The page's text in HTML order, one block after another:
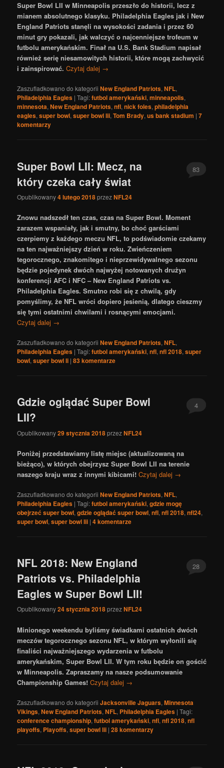
Super Bowl LII w Minneapolis przeszło do historii, lecz z
mianem absolutnego klasyku. Philadelphia Eagles jak i New
England Patriots stanęli na wysokości zadania i przez 60
minut gry pokazali, jak walczyć o najcenniejsze trofeum w
futbolu amerykańskim. Finał na U.S. Bank Stadium napisał
również serię niesamowitych historii, które mogą zachwycić
i zainspirować. Czytaj dalej →
Zaszufladkowano do kategorii New England Patriots,NFL,
Philadelphia Eagles |Tagi:futbol amerykański,minneapolis,
minnesota,New England Patriots,nfl,nick foles,philadelphia
eagles,super bowl,super bowl lii,Tom Brady,us bank stadium |7
komentarzy
Super Bowl LII: Mecz, na
który czeka cały świat
Opublikowany4 lutego 2018przezNFL24
83
Znowu nadszedł ten czas, czas na Super Bowl. Moment
zarazem wspaniały, jak i smutny, bo choć garściami
czerpiemy z każdego meczu NFL, to podświadomie czekamy
na ten najważniejszy dzień w roku. Zwieńczeniem
tegorocznego, znakomitego i nieprzewidywalnego sezonu
będzie pojedynek dwóch najwyżej notowanych drużyn
konferencji AFC i NFC – New England Patriots vs.
Philadelphia Eagles. Smutno robi się z chwilą, gdy
pomyślimy, że NFL wróci dopiero jesienią, dlatego cieszmy
się tymi ostatnimi chwilami i rosnącymi emocjami.
Czytaj dalej →
Zaszufladkowano do kategorii New England Patriots,NFL,
Philadelphia Eagles |Tagi:futbol amerykański,nfl,nfl 2018,super
bowl,super bowl li |83komentarze
Gdzie oglądać Super Bowl
LII?
Opublikowany29 stycznia 2018przezNFL24
4
Poniżej przedstawiamy listę miejsc (aktualizowaną na
bieżąco), w których obejrzysz Super Bowl LII na terenie
naszego kraju wraz z innymi kibicami! Czytaj dalej →
Zaszufladkowano do kategorii New England Patriots,NFL,
Philadelphia Eagles |Tagi:futbol amerykański,gdzie mogę
obejrzeć super bowl,gdzie oglądać super bowl,nfl,nfl 2018,nfl24,
super bowl,super bowl lii |4komentarze
NFL 2018: New England
Patriots vs. Philadelphia
Eagles w Super Bowl LII!
Opublikowany24 stycznia 2018przezNFL24
28
Minionego weekendu byliśmy świadkami ostatnich dwóch
meczów tegorocznego sezonu NFL, w którym wyłonili się
finaliści najważniejszego wydarzenia w futbolu
amerykańskim, Super Bowl LII. W tym roku będzie on gościć
w Minneapolis. Zapraszamy na nasze podsumowanie
Championship Games! Czytaj dalej →
Zaszufladkowano do kategorii Jacksonville Jaguars,Minnesota
Vikings,New England Patriots,NFL, Philadelphia Eagles |Tagi:
conference championship,futbol amerykański,nfl,nfl 2018,nfl
playoffs, Playoffs,super bowl lii |28komentarzy